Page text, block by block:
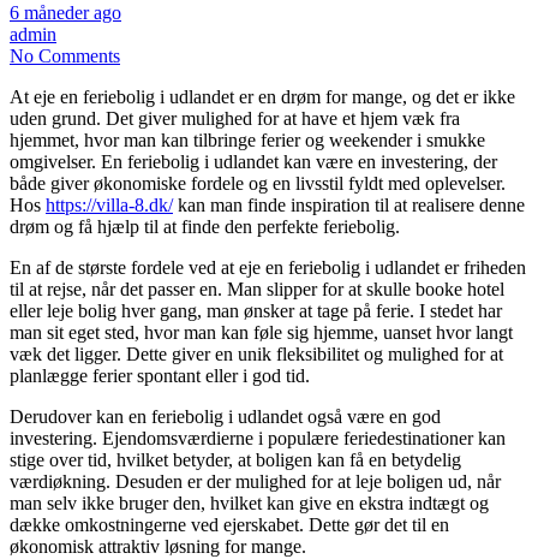
6 måneder ago
admin
No Comments
At eje en feriebolig i udlandet er en drøm for mange, og det er ikke
uden grund. Det giver mulighed for at have et hjem væk fra
hjemmet, hvor man kan tilbringe ferier og weekender i smukke
omgivelser. En feriebolig i udlandet kan være en investering, der
både giver økonomiske fordele og en livsstil fyldt med oplevelser.
Hos https://villa-8.dk/kan man finde inspiration til at realisere denne
drøm og få hjælp til at finde den perfekte feriebolig.
En af de største fordele ved at eje en feriebolig i udlandet er friheden
til at rejse, når det passer en. Man slipper for at skulle booke hotel
eller leje bolig hver gang, man ønsker at tage på ferie. I stedet har
man sit eget sted, hvor man kan føle sig hjemme, uanset hvor langt
væk det ligger. Dette giver en unik fleksibilitet og mulighed for at
planlægge ferier spontant eller i god tid.
Derudover kan en feriebolig i udlandet også være en god
investering. Ejendomsværdierne i populære feriedestinationer kan
stige over tid, hvilket betyder, at boligen kan få en betydelig
værdiøkning. Desuden er der mulighed for at leje boligen ud, når
man selv ikke bruger den, hvilket kan give en ekstra indtægt og
dække omkostningerne ved ejerskabet. Dette gør det til en
økonomisk attraktiv løsning for mange.